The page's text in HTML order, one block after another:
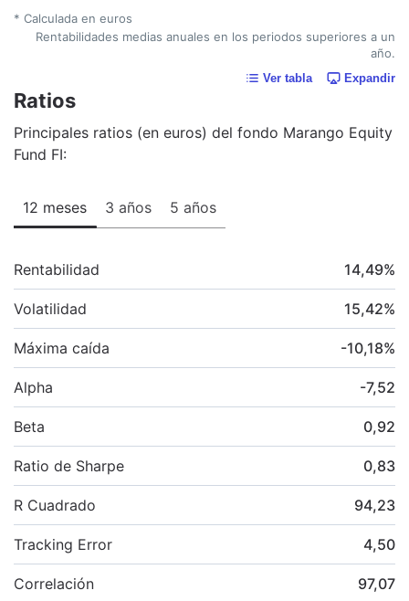
* Calculada en euros
Rentabilidades medias anuales en los periodos superiores a un
año.
Ver tabla Expandir
Ratios
Principales ratios (en euros) del fondo Marango Equity
Fund FI:
12 meses 3 años 5 años
Rentabilidad 14,49%
Volatilidad 15,42%
Máxima caída -10,18%
Alpha -7,52
Beta 0,92
Ratio de Sharpe 0,83
R Cuadrado 94,23
Tracking Error 4,50
Correlación 97,07